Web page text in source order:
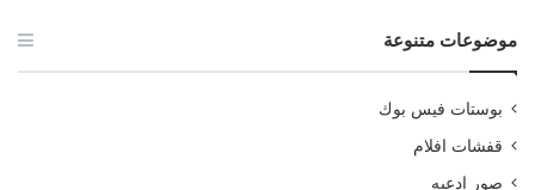
موضوعات متنوعة
بوستات فيس بوك
قفشات افلام
صور ادعيه